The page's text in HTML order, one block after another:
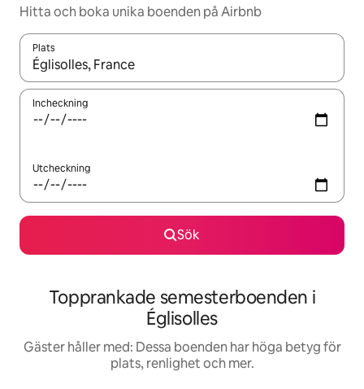
Hitta och boka unika boenden på Airbnb
Plats
När resultaten är tillgängliga kan du navigera med upp- och
Incheckning
Utcheckning
Sök
Topprankade semesterboenden i
Églisolles
Gäster håller med: Dessa boenden har höga betyg för
plats, renlighet och mer.